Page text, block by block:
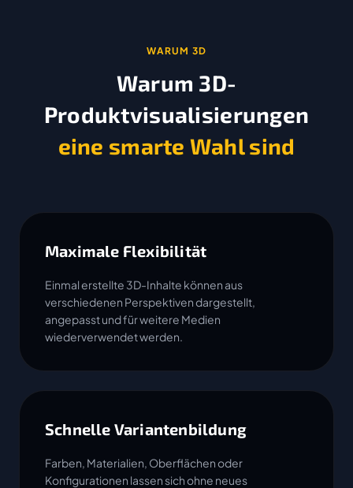
WARUM 3D
Warum 3D-
Produktvisualisierungen
eine smarte Wahl sind
Maximale Flexibilität
Einmal erstellte 3D-Inhalte können aus
verschiedenen Perspektiven dargestellt,
angepasst und für weitere Medien
wiederverwendet werden.
Schnelle Variantenbildung
Farben, Materialien, Oberflächen oder
Konfigurationen lassen sich ohne neues